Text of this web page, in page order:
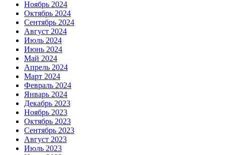
Ноябрь 2024
Октябрь 2024
Сентябрь 2024
Август 2024
Июль 2024
Июнь 2024
Май 2024
Апрель 2024
Март 2024
Февраль 2024
Январь 2024
Декабрь 2023
Ноябрь 2023
Октябрь 2023
Сентябрь 2023
Август 2023
Июль 2023